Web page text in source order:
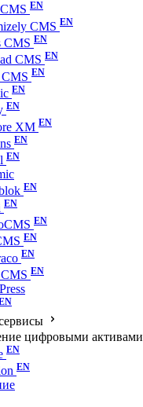
CMS
CMS
CMS
XM
цифровыми активами